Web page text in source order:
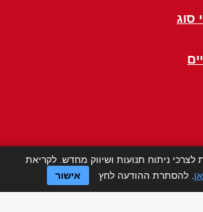
סוג
Click a Table
ניתוח תנועות ושיווק מחדש. לקריאת
. להסתרת ההודעה לחץ אישור